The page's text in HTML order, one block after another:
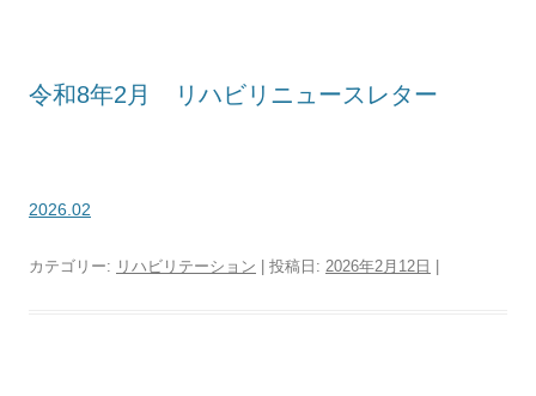
令和8年2月 リハビリニュースレター
2026.02
カテゴリー: リハビリテーション | 投稿日: 2026年2月12日